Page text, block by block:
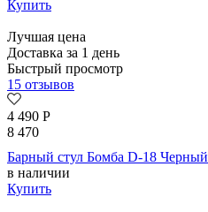
Купить
Лучшая цена
Доставка за 1 день
Быстрый просмотр
15 отзывов
4 490 Р
8 470
Барный стул Бомба D-18 Черный
в наличии
Купить